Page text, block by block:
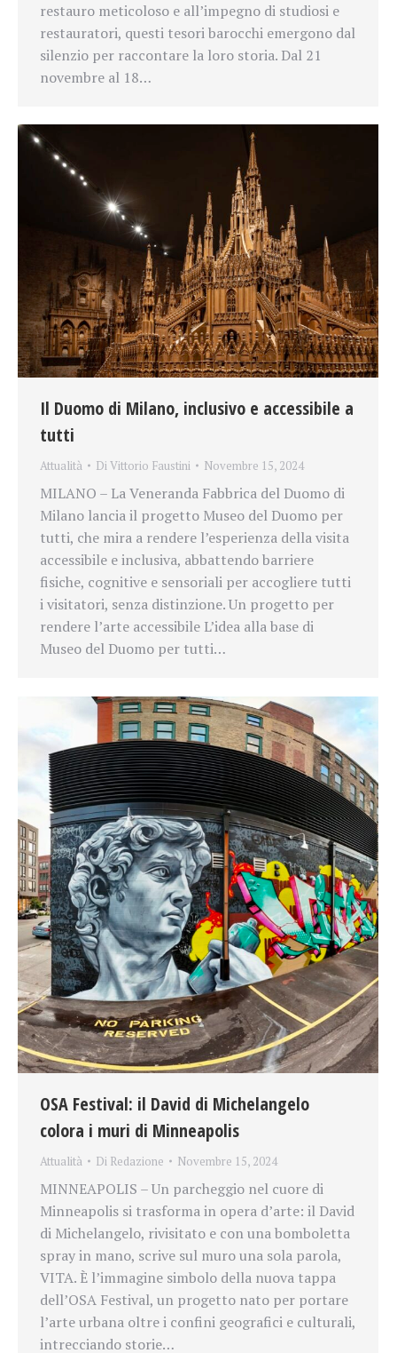
restauro meticoloso e all’impegno di studiosi e
restauratori, questi tesori barocchi emergono dal
silenzio per raccontare la loro storia. Dal 21
novembre al 18…
Il Duomo di Milano, inclusivo e accessibile a
tutti
Attualità DiVittorio Faustini Novembre 15, 2024
MILANO – La Veneranda Fabbrica del Duomo di
Milano lancia il progetto Museo del Duomo per
tutti, che mira a rendere l’esperienza della visita
accessibile e inclusiva, abbattendo barriere
fisiche, cognitive e sensoriali per accogliere tutti
i visitatori, senza distinzione. Un progetto per
rendere l’arte accessibile L’idea alla base di
Museo del Duomo per tutti…
OSA Festival: il David di Michelangelo
colora i muri di Minneapolis
Attualità Di Redazione Novembre 15, 2024
MINNEAPOLIS – Un parcheggio nel cuore di
Minneapolis si trasforma in opera d’arte: il David
di Michelangelo, rivisitato e con una bomboletta
spray in mano, scrive sul muro una sola parola,
VITA. È l’immagine simbolo della nuova tappa
dell’OSA Festival, un progetto nato per portare
l’arte urbana oltre i confini geografici e culturali,
intrecciando storie…